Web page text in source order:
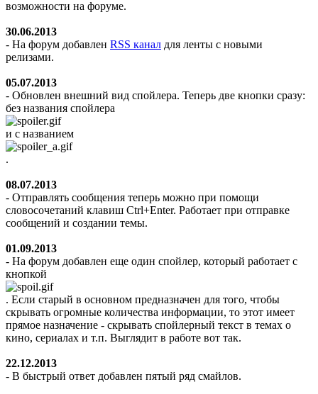
возможности на форуме.
30.06.2013
- На форум добавлен RSS канал для ленты с новыми
релизами.
05.07.2013
- Обновлен внешний вид спойлера. Теперь две кнопки сразу:
без названия спойлера
и с названием
.
08.07.2013
- Отправлять сообщения теперь можно при помощи
словосочетаний клавиш Ctrl+Enter. Работает при отправке
сообщений и создании темы.
01.09.2013
- На форум добавлен еще один спойлер, который работает с
кнопкой
. Если старый в основном предназначен для того, чтобы
скрывать огромные количества информации, то этот имеет
прямое назначение - скрывать спойлерный текст в темах о
кино, сериалах и т.п. Выглядит в работе вот так.
22.12.2013
- В быстрый ответ добавлен пятый ряд смайлов.